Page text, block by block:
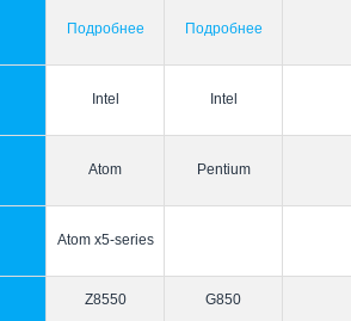
Подробнее Подробнее
Intel Intel
Atom Pentium
Atom x5-series
Z8550 G850